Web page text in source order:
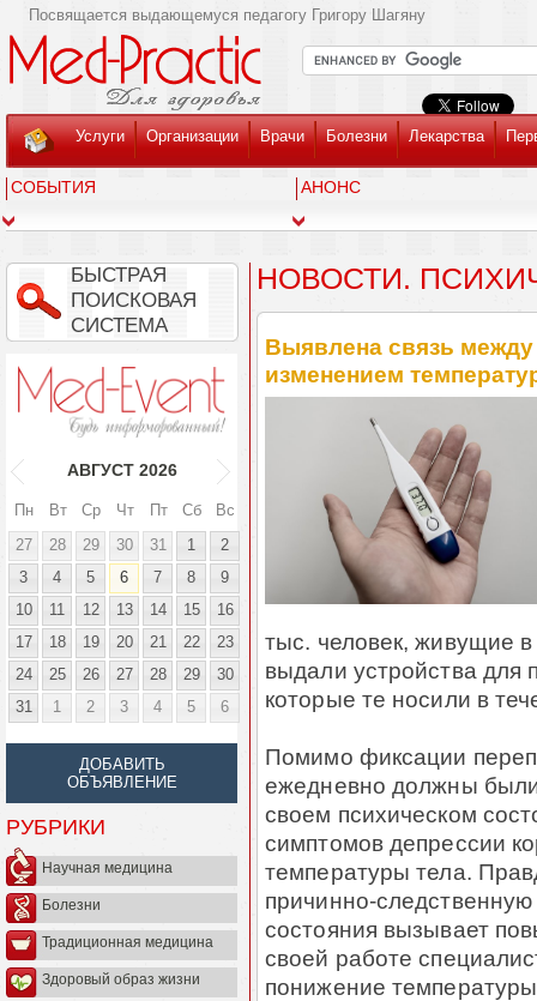
Посвящается выдающемуся педагогу Григору Шагяну
Услуги Организации Врачи Болезни Лекарства
СОБЫТИЯ АНОНС
БЫСТРАЯ
ПОИСКОВАЯ
СИСТЕМА
АВГУСТ 2026
Пн Вт Ср Чт Пт Сб
Вс
27
28 29 30 31 1
2
3
4 5 6 7 8
9
10
11 12 13 14 15
16
17
18 19 20 21 22
23
24
25 26 27 28 29
30
31
1 2 3 4 5 6
ДОБАВИТЬ
ОБЪЯВЛЕНИЕ
РУБРИКИ
Научная медицина
Болезни
Традиционная медицина
Здоровый образ жизни
НОВОСТИ.
Выявлена связь
изменением
тыс. человек, живущие
выдали устройства для
которые те носили в
Помимо фиксации
ежедневно должны
своем психическом
симптомов депрессии
температуры тела.
причинно-
состояния вызывает
своей работе
понижение